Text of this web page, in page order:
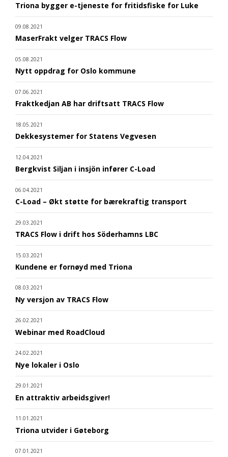
Triona bygger e-tjeneste for fritidsfiske for Luke
09.08.2021
MaserFrakt velger TRACS Flow
05.08.2021
Nytt oppdrag for Oslo kommune
07.06.2021
Fraktkedjan AB har driftsatt TRACS Flow
18.05.2021
Dekkesystemer for Statens Vegvesen
12.04.2021
Bergkvist Siljan i insjön infører C-Load
06.04.2021
C-Load – Økt støtte for bærekraftig transport
29.03.2021
TRACS Flow i drift hos Söderhamns LBC
15.03.2021
Kundene er fornøyd med Triona
08.03.2021
Ny versjon av TRACS Flow
26.02.2021
Webinar med RoadCloud
24.02.2021
Nye lokaler i Oslo
29.01.2021
En attraktiv arbeidsgiver!
11.01.2021
Triona utvider i Gøteborg
07.01.2021